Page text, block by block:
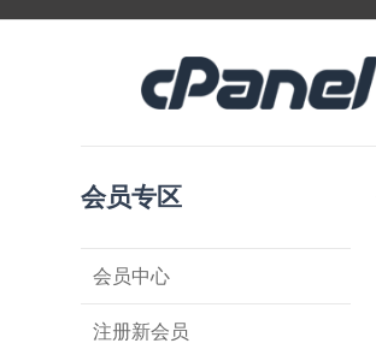
会员专区
会员中心
注册新会员